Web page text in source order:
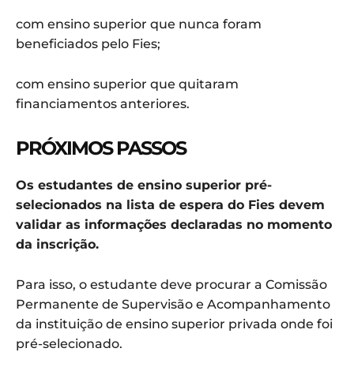
com ensino superior que nunca foram
beneficiados pelo Fies;
com ensino superior que quitaram
financiamentos anteriores.
PRÓXIMOS PASSOS
Os estudantes de ensino superior pré-
selecionados na lista de espera do Fies devem
validar as informações declaradas no momento
da inscrição.​​
​​Para isso, o estudante deve procurar a Comissão
Permanente de Supervisão e Acompanhamento
da instituição de ensino superior privada onde foi
pré-selecionado.